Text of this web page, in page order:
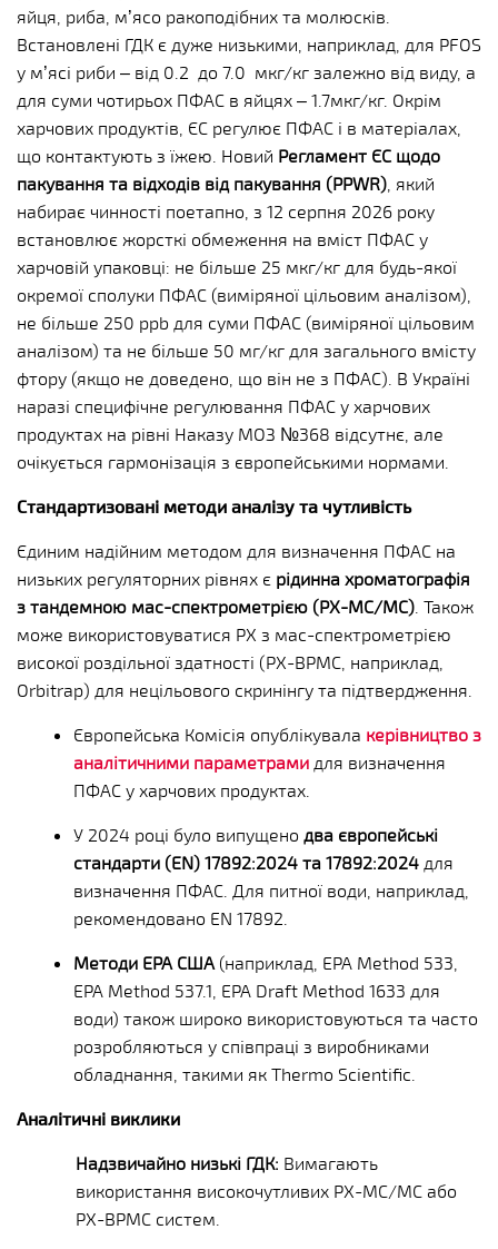
яйця, риба, м’ясо ракоподібних та молюсків.
Встановлені ГДК є дуже низькими, наприклад, для PFOS
у м’ясі риби – від 0.2 до 7.0 мкг/кг залежно від виду, а
для суми чотирьох ПФАС в яйцях – 1.7мкг/кг. Окрім
харчових продуктів, ЄС регулює ПФАС і в матеріалах,
що контактують з їжею. Новий Регламент ЄС щодо
пакування та відходів від пакування (PPWR) , який
набирає чинності поетапно, з 12 серпня 2026 року
встановлює жорсткі обмеження на вміст ПФАС у
харчовій упаковці: не більше 25 мкг/кг для будь-якої
окремої сполуки ПФАС (виміряної цільовим аналізом),
не більше 250 ppb для суми ПФАС (виміряної цільовим
аналізом) та не більше 50 мг/кг для загального вмісту
фтору (якщо не доведено, що він не з ПФАС). В Україні
наразі специфічне регулювання ПФАС у харчових
продуктах на рівні Наказу МОЗ №368 відсутнє, але
очікується гармонізація з європейськими нормами.
Стандартизовані методи аналізу та чутливість
Єдиним надійним методом для визначення ПФАС на
низьких регуляторних рівнях є рідинна хроматографія
з тандемною мас-спектрометрією (РХ-МС/МС) . Також
може використовуватися РХ з мас-спектрометрією
високої роздільної здатності (РХ-ВРМС, наприклад,
Orbitrap) для нецільового скринінгу та підтвердження.
Європейська Комісія опублікувала керівництво з
аналітичними параметрами для визначення
ПФАС у харчових продуктах.
У 2024 році було випущено два європейські
стандарти (EN) 17892:2024 та 17892:2024 для
визначення ПФАС. Для питної води, наприклад,
рекомендовано EN 17892.
Методи EPA США (наприклад, EPA Method 533,
EPA Method 537.1, EPA Draft Method 1633 для
води) також широко використовуються та часто
розробляються у співпраці з виробниками
обладнання, такими як Thermo Scientific.
Аналітичні виклики
Надзвичайно низькі ГДК: Вимагають
використання високочутливих РХ-МС/МС або
РХ-ВРМС систем.